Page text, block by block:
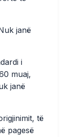
janë
i
muaj,
janë
të
pagesë